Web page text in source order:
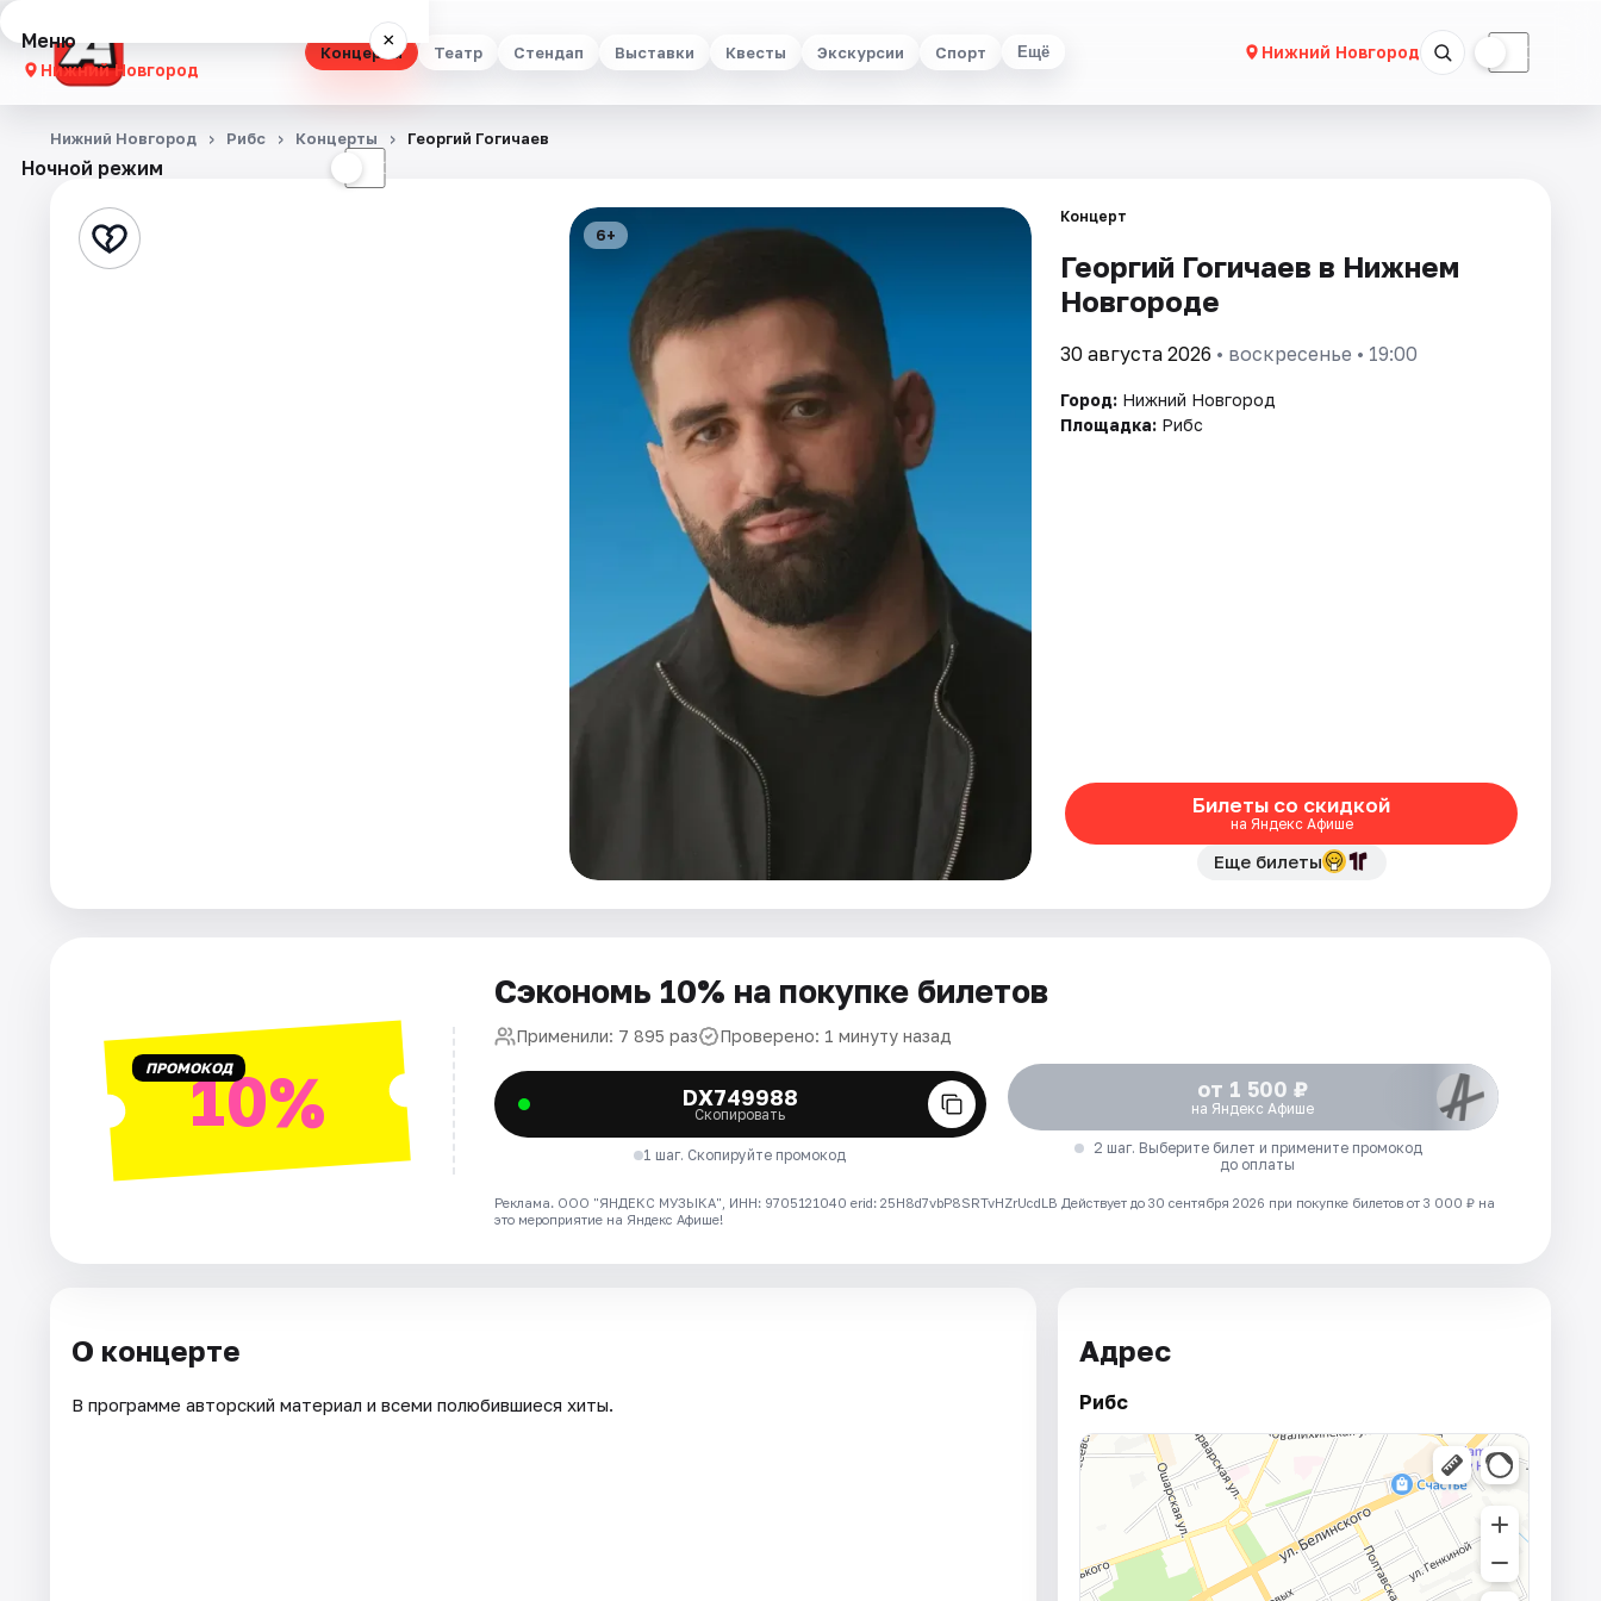
Концерты Театр Стендап Выставки Квесты Экскурсии Спорт Ещё Нижний Новгород ☾
Меню ×
Нижний Новгород
Концерты
Стендап
Ночной режим ☾
Нижний Новгород Рибс Концерты Георгий Гогичаев
6+
Концерт
Георгий Гогичаев в Нижнем
Новгороде
30 августа 2026 • воскресенье • 19:00
Город: Нижний Новгород
Площадка: Рибс
Билеты со скидкой
на Яндекс Афише
Еще билеты
ПРОМОКОД10%
Сэкономь 10% на покупке билетов
Применили: 7 895 раз Проверено: 1 минуту назад
DX749988
Скопировать
1 шаг. Скопируйте промокод
от 1 500 ₽
на Яндекс Афише
2 шаг. Выберите билет и примените промокод
до оплаты
Реклама. ООО "ЯНДЕКС МУЗЫКА", ИНН: 9705121040 erid: 25H8d7vbP8SRTvHZrUcdLB Действует до 30 сентября 2026 при покупке билетов от 3 000 ₽ на
это мероприятие на Яндекс Афише!
О концерте
В программе авторский материал и всеми полюбившиеся хиты.
Адрес
Рибс